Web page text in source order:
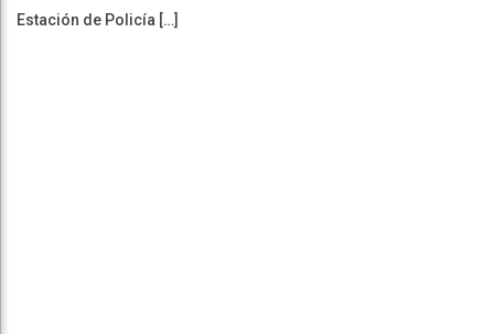
Estación de Policía […]